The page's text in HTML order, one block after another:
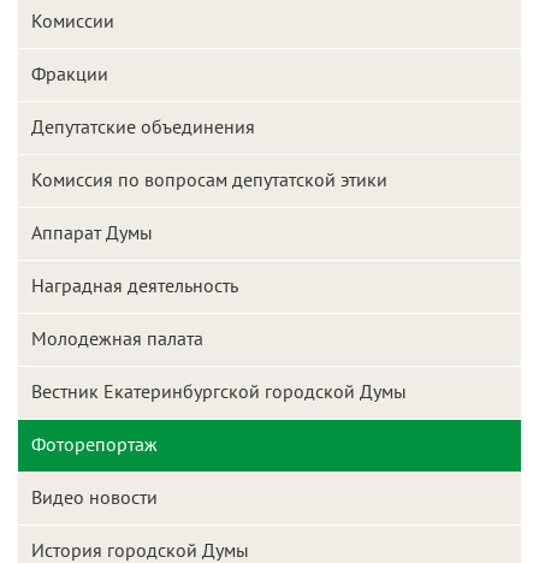
Комиссии
Фракции
Депутатские объединения
Комиссия по вопросам депутатской этики
Аппарат Думы
Наградная деятельность
Молодежная палата
Вестник Екатеринбургской городской Думы
Фоторепортаж
Видео новости
История городской Думы